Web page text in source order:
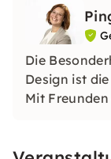
Die
Design ist
Mit
umsetzen.